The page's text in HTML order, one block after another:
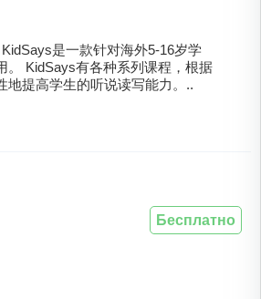
是一款针对海外5-16岁学
。 KidSays有各种系列课程，根据
地提高学生的听说读写能力。..
Бесплатно